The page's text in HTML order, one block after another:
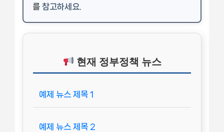
를 참고하세요
현재 정부정책 뉴스
예제 뉴스 제목 1
예제 뉴스 제목 2